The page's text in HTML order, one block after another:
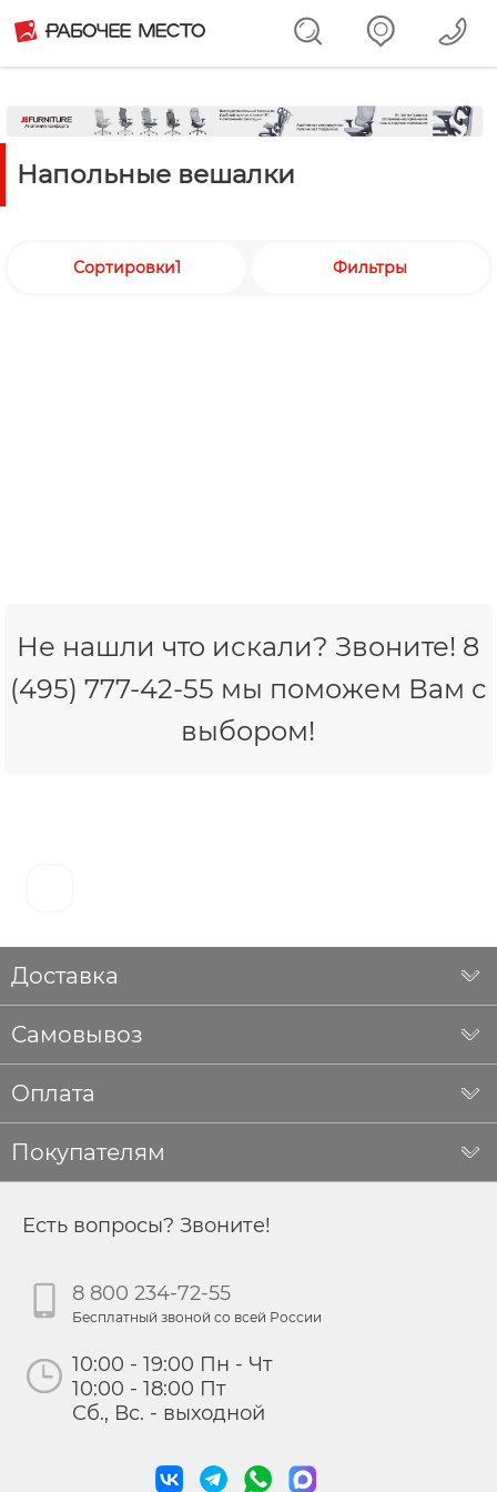
Напольные вешалки
Сортировки1 Фильтры
Не нашли что искали? Звоните! 8
(495) 777-42-55 мы поможем Вам с
выбором!
Доставка
Самовывоз
Оплата
Покупателям
Есть вопросы? Звоните!
8 800 234-72-55
Бесплатный звоной со всей России
10:00 - 19:00 Пн - Чт
10:00 - 18:00 Пт
Сб., Вс. - выходной